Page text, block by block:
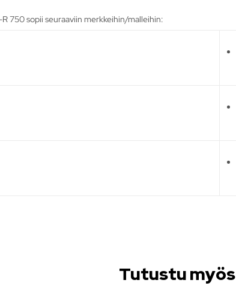
750 sopii seuraaviin merkkeihin/malleihin:
Tutustu myös